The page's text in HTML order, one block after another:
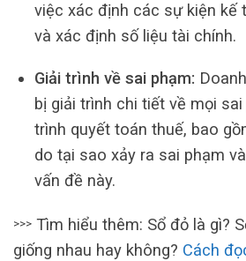
việc xác định các sự kiện kế
và xác định số liệu tài chính.
Giải trình về sai phạm:
bị giải trình chi tiết về mọi
trình quyết toán thuế, bao
do tại sao xảy ra sai phạm
vấn đề này.
>>> Tìm hiểu thêm: Sổ đỏ là gì?
giống nhau hay không? Cách